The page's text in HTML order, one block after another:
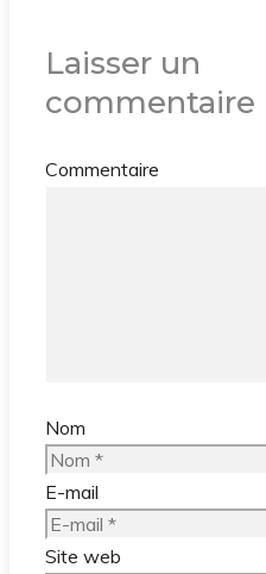
Laisser un
commentaire
Commentaire
Nom
E-mail
Site web